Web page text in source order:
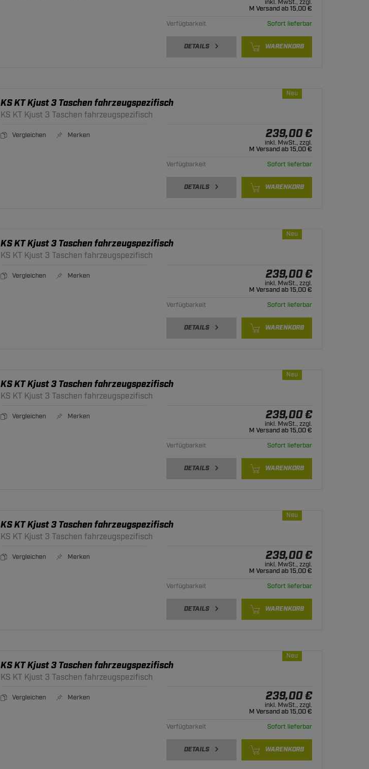
inkl. MwSt., zzgl.
M Versand ab 15,00 €
Verfügbarkeit
Sofort lieferbar
DETAILS WARENKORB
Neu
KS KT Kjust 3 Taschen fahrzeugspezifisch
KS KT Kjust 3 Taschen fahrzeugspezifisch
Vergleichen Merken 239,00 €
inkl. MwSt., zzgl.
M Versand ab 15,00 €
Verfügbarkeit
Sofort lieferbar
DETAILS WARENKORB
Neu
KS KT Kjust 3 Taschen fahrzeugspezifisch
KS KT Kjust 3 Taschen fahrzeugspezifisch
Vergleichen Merken 239,00 €
inkl. MwSt., zzgl.
M Versand ab 15,00 €
Verfügbarkeit
Sofort lieferbar
DETAILS WARENKORB
Neu
KS KT Kjust 3 Taschen fahrzeugspezifisch
KS KT Kjust 3 Taschen fahrzeugspezifisch
Vergleichen Merken 239,00 €
inkl. MwSt., zzgl.
M Versand ab 15,00 €
Verfügbarkeit
Sofort lieferbar
DETAILS WARENKORB
Neu
KS KT Kjust 3 Taschen fahrzeugspezifisch
KS KT Kjust 3 Taschen fahrzeugspezifisch
Vergleichen Merken 239,00 €
inkl. MwSt., zzgl.
M Versand ab 15,00 €
Verfügbarkeit
Sofort lieferbar
DETAILS WARENKORB
Neu
KS KT Kjust 3 Taschen fahrzeugspezifisch
KS KT Kjust 3 Taschen fahrzeugspezifisch
Vergleichen Merken 239,00 €
inkl. MwSt., zzgl.
M Versand ab 15,00 €
Verfügbarkeit
Sofort lieferbar
DETAILS WARENKORB